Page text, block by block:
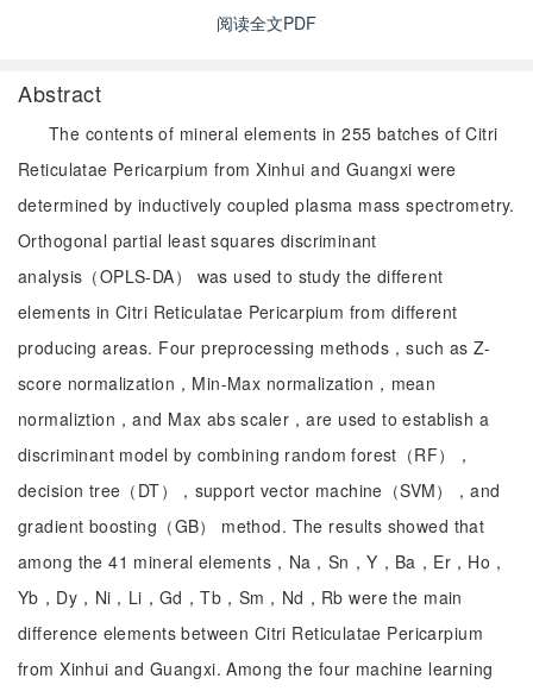
阅读全文PDF
Abstract
The contents of mineral elements in 255 batches of Citri
Reticulatae Pericarpium from Xinhui and Guangxi were
determined by inductively coupled plasma mass spectrometry.
Orthogonal partial least squares discriminant
analysis（OPLS-DA） was used to study the different
elements in Citri Reticulatae Pericarpium from different
producing areas. Four preprocessing methods，such as Z-
score normalization，Min-Max normalization，mean
normaliztion，and Max abs scaler，are used to establish a
discriminant model by combining random forest（RF），
decision tree（DT），support vector machine（SVM），and
gradient boosting（GB） method. The results showed that
among the 41 mineral elements，Na，Sn，Y，Ba，Er，Ho，
Yb，Dy，Ni，Li，Gd，Tb，Sm，Nd，Rb were the main
difference elements between Citri Reticulatae Pericarpium
from Xinhui and Guangxi. Among the four machine learning